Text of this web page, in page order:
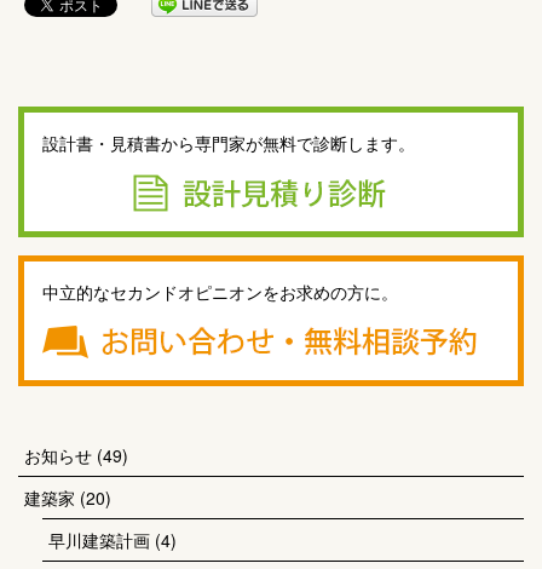
設計書・見積書から専門家が無料で診断します。
中立的なセカンドオピニオンをお求めの方に。
お知らせ (49)
建築家 (20)
早川建築計画 (4)